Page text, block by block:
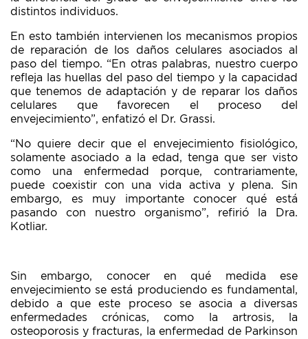
distintos individuos.
En esto también intervienen los mecanismos propios
de reparación de los daños celulares asociados al
paso del tiempo. “En otras palabras, nuestro cuerpo
refleja las huellas del paso del tiempo y la capacidad
que tenemos de adaptación y de reparar los daños
celulares que favorecen el proceso del
envejecimiento”, enfatizó el Dr. Grassi.
“No quiere decir que el envejecimiento fisiológico,
solamente asociado a la edad, tenga que ser visto
como una enfermedad porque, contrariamente,
puede coexistir con una vida activa y plena. Sin
embargo, es muy importante conocer qué está
pasando con nuestro organismo”, refirió la Dra.
Kotliar.
Sin embargo, conocer en qué medida ese
envejecimiento se está produciendo es fundamental,
debido a que este proceso se asocia a diversas
enfermedades crónicas, como la artrosis, la
osteoporosis y fracturas, la enfermedad de Parkinson